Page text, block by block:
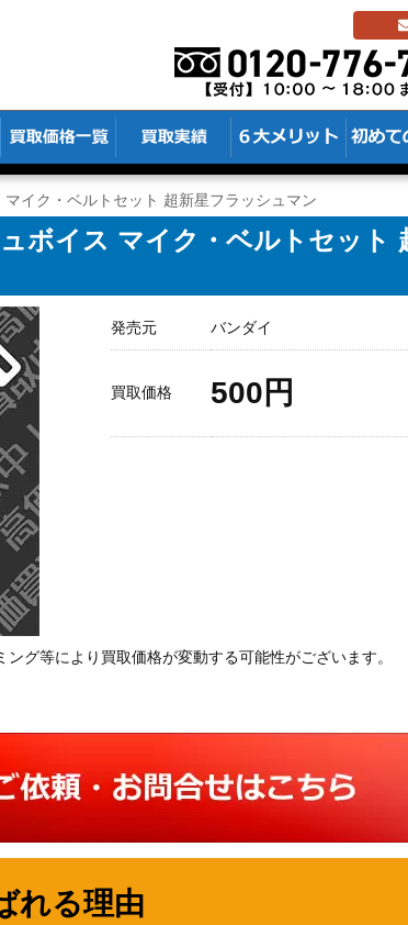
マイク・ベルトセット 超新星フラッシュマン
ボイス マイク・ベルトセット
発売元 バンダイ
買取価格 500円
グ等により買取価格が変動する可能性がございます。
れる理由